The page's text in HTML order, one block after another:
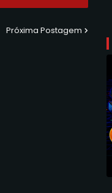
Próxima Postagem